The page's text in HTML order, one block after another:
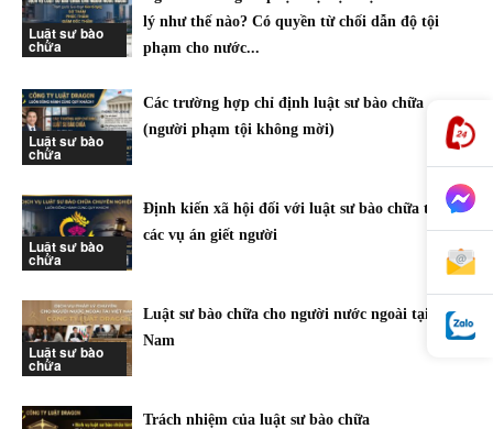
Luật sư bào
chữa
lý như thế nào? Có quyền từ chối dẫn độ tội
phạm cho nước...
Luật sư bào
chữa
Các trường hợp chỉ định luật sư bào chữa
(người phạm tội không mời)
Luật sư bào
chữa
Định kiến xã hội đối với luật sư bào chữa trong
các vụ án giết người
Luật sư bào
chữa
Luật sư bào chữa cho người nước ngoài tại Việt
Nam
Trách nhiệm của luật sư bào chữa